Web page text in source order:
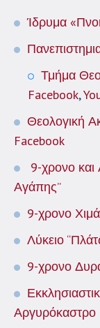
Ίδρυμα
Τμήμα
Facebook,
Θεολογική
Facebook
9-χρονο
Αγάπης”
9-χρονο
Λύκειο
9-χρονο
Αργυρόκαστρο